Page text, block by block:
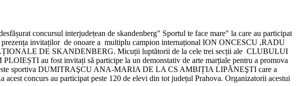
concursul interjudețean de skandenberg" Sportul te face mare" la care au participat
prezența invitaților de onoare a multiplu campion internațional ION ONCESCU ,RADU
DE SKANDENBERG. Micuții luptătorii de la cele trei secții ale CLUBULUI
au fost invitați să participe la un demonstativ de arte marțiale pentru a promova
sportiva DUMITRAŞCU ANA-MARIA DE LA CS AMBIȚIA LIPĂNEŞTI care a
concurs au participat peste 120 de elevi din tot județul Prahova. Organizatorii acestui